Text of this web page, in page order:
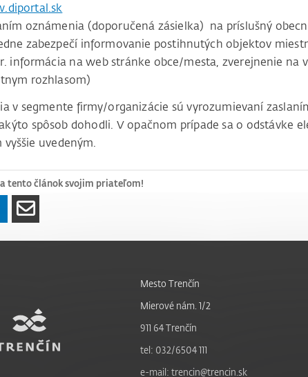
oznámenia (doporučená zásielka) na príslušný
zabezpečí informovanie postihnutých objektov
informácia na web stránke obce/mesta, zverejnenie na
rozhlasom)
v segmente firmy/organizácie sú vyrozumievaní
spôsob dohodli. V opačnom prípade sa o odstávke
vyššie uvedeným.
tento článok svojim priateľom!
Mesto Trenčín
Mierové nám. 1/2
911 64 Trenčín
tel: 032/6504 111
e-mail: trencin@trencin.sk